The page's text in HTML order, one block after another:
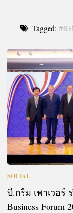
Tagged:
SOCIAL
บี.กริม เพาเวอร์
Business